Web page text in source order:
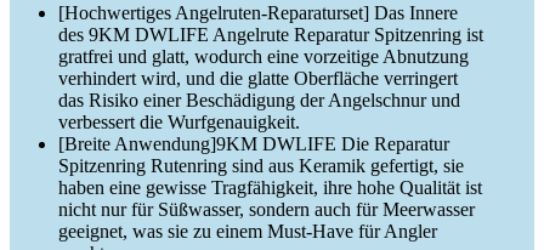
[Hochwertiges Angelruten-Reparaturset] Das Innere
des 9KM DWLIFE Angelrute Reparatur Spitzenring ist
gratfrei und glatt, wodurch eine vorzeitige Abnutzung
verhindert wird, und die glatte Oberfläche verringert
das Risiko einer Beschädigung der Angelschnur und
verbessert die Wurfgenauigkeit.
[Breite Anwendung]9KM DWLIFE Die Reparatur
Spitzenring Rutenring sind aus Keramik gefertigt, sie
haben eine gewisse Tragfähigkeit, ihre hohe Qualität ist
nicht nur für Süßwasser, sondern auch für Meerwasser
geeignet, was sie zu einem Must-Have für Angler